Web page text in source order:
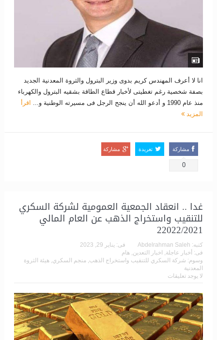
انا لا أعرف المهندس كريم بدوى وزير البترول والثروة المعدنية الجديد
بصفة شخصية رغم تغطيتى لأخبار قطاع الطاقة بشقيه البترول والكهرباء
منذ عام 1990 و أدعو الله أن ينجح الرجل فى مسيرته الوطنية و...
اقرأ
المزيد
مشاركة
0
تغريدة مشاركة
غدا .. انعقاد الجمعية العمومية لشركة السكري
للتنقيب واستخراج الذهب عن العام المالي
22022/2021
كتبه: Abdelrahman Saleh فى: يناير 29, 2023
فى: أخبار عاجلة, اخبار التعدين, هام
وسوم: شركة السكري للتنقيب واستخراج الذهب, منجم السكري, هيئة الثروة
المعدنية
لا يوجد تعليقات